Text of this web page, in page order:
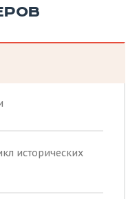
исторических